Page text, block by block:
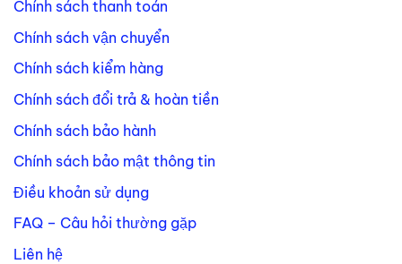
Chính sách thanh toán
Chính sách vận chuyển
Chính sách kiểm hàng
Chính sách đổi trả & hoàn tiền
Chính sách bảo hành
Chính sách bảo mật thông tin
Điều khoản sử dụng
FAQ – Câu hỏi thường gặp
Liên hệ